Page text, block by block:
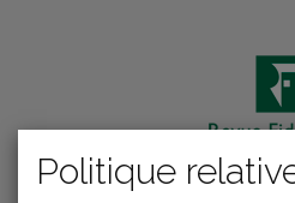
Code ouvrage